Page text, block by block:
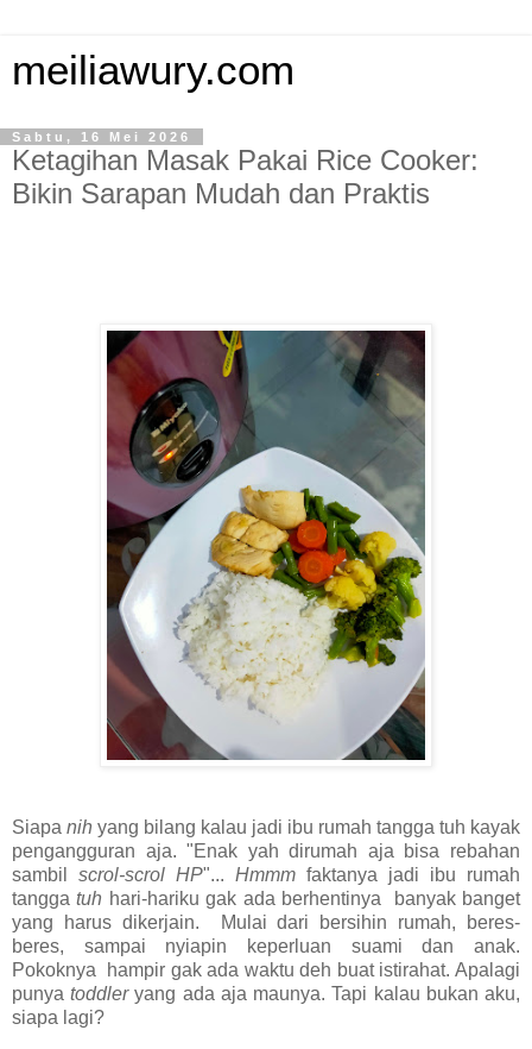
meiliawury.com
Sabtu, 16 Mei 2026
Ketagihan Masak Pakai Rice Cooker:
Bikin Sarapan Mudah dan Praktis
Siapa nih yang bilang kalau jadi ibu rumah tangga tuh kayak
pengangguran aja. "Enak yah dirumah aja bisa rebahan
sambil scrol-scrol HP"... Hmmm faktanya jadi ibu rumah
tanggatuh hari-hariku gak ada berhentinya banyak banget
yang harus dikerjain. Mulai dari bersihin rumah, beres-
beres, sampai nyiapin keperluan suami dan anak.
Pokoknya hampir gak ada waktu deh buat istirahat. Apalagi
punyatoddleryang ada aja maunya. Tapi kalau bukan aku,
siapa lagi?